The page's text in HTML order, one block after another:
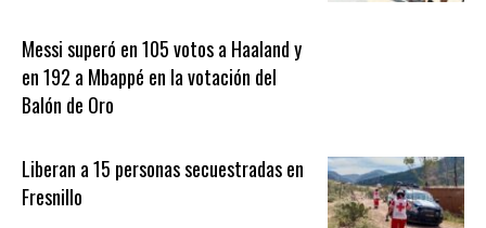
Messi superó en 105 votos a Haaland y
en 192 a Mbappé en la votación del
Balón de Oro
Liberan a 15 personas secuestradas en
Fresnillo